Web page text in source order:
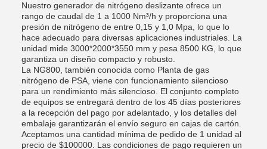
Nuestro generador de nitrógeno deslizante ofrece un
rango de caudal de 1 a 1000 Nm³/h y proporciona una
presión de nitrógeno de entre 0,15 y 1,0 Mpa, lo que lo
hace adecuado para diversas aplicaciones industriales. La
unidad mide 3000*2000*3550 mm y pesa 8500 KG, lo que
garantiza un diseño compacto y robusto.
La NG800, también conocida como Planta de gas
nitrógeno de PSA, viene con funcionamiento silencioso
para un rendimiento más silencioso. El conjunto completo
de equipos se entregará dentro de los 45 días posteriores
a la recepción del pago por adelantado, y los detalles del
embalaje garantizarán el envío seguro en cajas de cartón.
Aceptamos una cantidad mínima de pedido de 1 unidad al
precio de $100000. Las condiciones de pago requieren un